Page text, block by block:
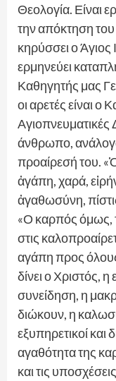
Θεολογία. Είναι
την απόκτηση
κηρύσσει ο Άγιος
ερμηνεύει
Καθηγητής μας
οι αρετές είναι ο
άνθρωπο,
προαίρεσή του.
ἀγάπη, χαρά,
ἀγαθωσύνη,
«Ο καρπός όμως,
στις
αγάπη προς
δίνει ο Χριστός,
συνείδηση, η
διώκουν, η
εξυπηρετικοί και
αγαθότητα της
και τις